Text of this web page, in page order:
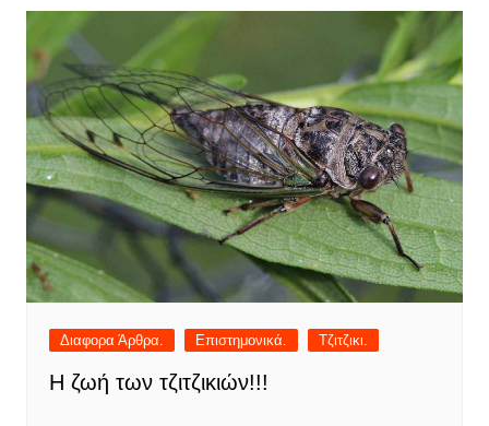
Διαφορα Άρθρα. Επιστημονικά. Τζιτζικι.
Η ζωή των τζιτζικιών!!!